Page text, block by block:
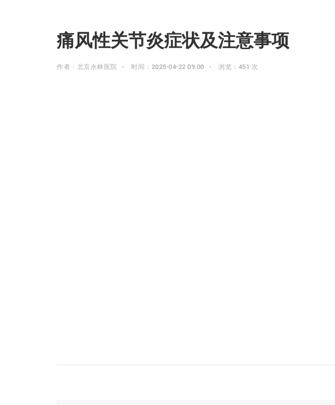
痛风性关节炎症状及注意事项
作者：北京永林医院 时间：2025-04-22 09:00 浏览：451 次